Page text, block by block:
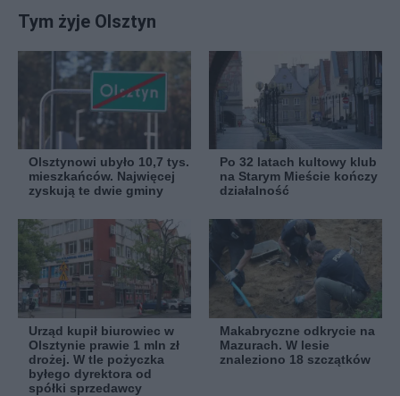
Tym żyje Olsztyn
Olsztynowi ubyło 10,7 tys.
mieszkańców. Najwięcej
zyskują te dwie gminy
Po 32 latach kultowy klub
na Starym Mieście kończy
działalność
Urząd kupił biurowiec w
Olsztynie prawie 1 mln zł
drożej. W tle pożyczka
byłego dyrektora od
spółki sprzedawcy
Makabryczne odkrycie na
Mazurach. W lesie
znaleziono 18 szczątków